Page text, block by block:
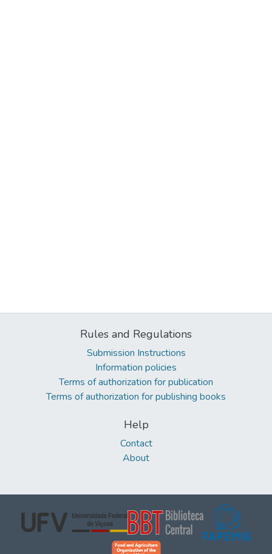
Rules and Regulations
Submission Instructions
Information policies
Terms of authorization for publication
Terms of authorization for publishing books
Help
Contact
About